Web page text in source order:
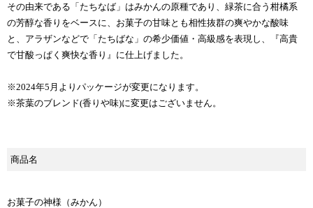
その由来である「たちなば」はみかんの原種であり、緑茶に合う柑橘系
の芳醇な香りをベースに、お菓子の甘味とも相性抜群の爽やかな酸味
と、アラザンなどで「たちばな」の希少価値・高級感を表現し、『高貴
で甘酸っぱく爽快な香り』に仕上げました。
※2024年5月よりパッケージが変更になります。
※茶葉のブレンド(香りや味)に変更はございません。
商品名
お菓子の神様（みかん）